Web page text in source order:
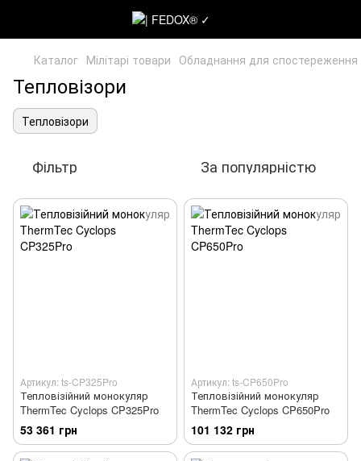
Каталог Мілітарі товари Обладнання для спостереження
Тепловізори
Тепловізори
Фільтр За популярністю
Артикул: ts-CP325Pro
Тепловізійний монокуляр
ThermTec Cyclops CP325Pro
53 361 грн
Артикул: ts-CP650Pro
Тепловізійний монокуляр
ThermTec Cyclops CP650Pro
101 132 грн